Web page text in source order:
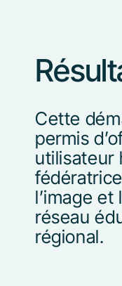
Cette
permis
utilisateur
l’image et
réseau
régional.